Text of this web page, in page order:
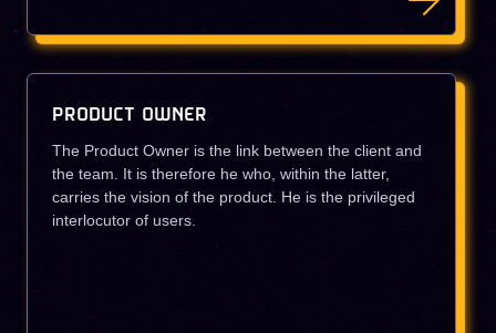
PRODUCT OWNER
The Product Owner is the link between the client and
the team. It is therefore he who, within the latter,
carries the vision of the product. He is the privileged
interlocutor of users.